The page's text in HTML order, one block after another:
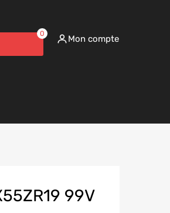
0 Mon compte
99V